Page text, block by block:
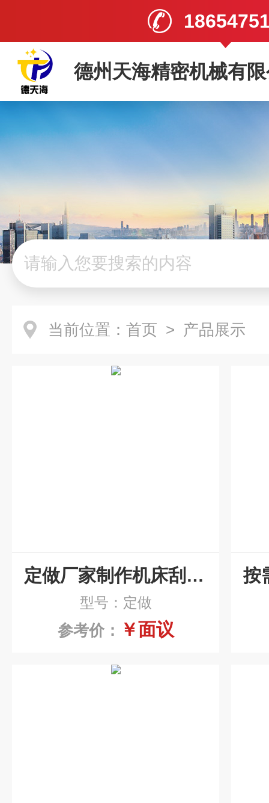
德州天海精密机械有
当前位置： 首页 > 产品展示
定做厂家制作机床刮板排屑机
型号：定做
参考价： ￥面议